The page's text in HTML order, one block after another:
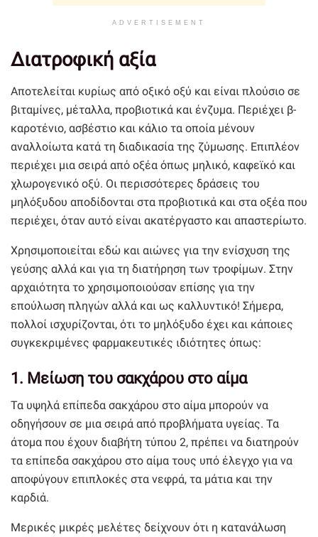
ADVERTISEMENT
Διατροφική αξία
Αποτελείται κυρίως από οξικό οξύ και είναι πλούσιο σε
βιταμίνες, μέταλλα, προβιοτικά και ένζυμα. Περιέχει β-
καροτένιο, ασβέστιο και κάλιο τα οποία μένουν
αναλλοίωτα κατά τη διαδικασία της ζύμωσης. Επιπλέον
περιέχει μια σειρά από οξέα όπως μηλικό, καφεϊκό και
χλωρογενικό οξύ. Οι περισσότερες δράσεις του
μηλόξυδου αποδίδονται στα προβιοτικά και στα οξέα που
περιέχει, όταν αυτό είναι ακατέργαστο και απαστερίωτο.
Χρησιμοποιείται εδώ και αιώνες για την ενίσχυση της
γεύσης αλλά και για τη διατήρηση των τροφίμων. Στην
αρχαιότητα το χρησιμοποιούσαν επίσης για την
επούλωση πληγών αλλά και ως καλλυντικό! Σήμερα,
πολλοί ισχυρίζονται, ότι το μηλόξυδο έχει και κάποιες
συγκεκριμένες φαρμακευτικές ιδιότητες όπως:
1. Μείωση του σακχάρου στο αίμα
Τα υψηλά επίπεδα σακχάρου στο αίμα μπορούν να
οδηγήσουν σε μια σειρά από προβλήματα υγείας. Τα
άτομα που έχουν διαβήτη τύπου 2, πρέπει να διατηρούν
τα επίπεδα σακχάρου στο αίμα τους υπό έλεγχο για να
αποφύγουν επιπλοκές στα νεφρά, τα μάτια και την
καρδιά.
Μερικές μικρές μελέτες δείχνουν ότι η κατανάλωση